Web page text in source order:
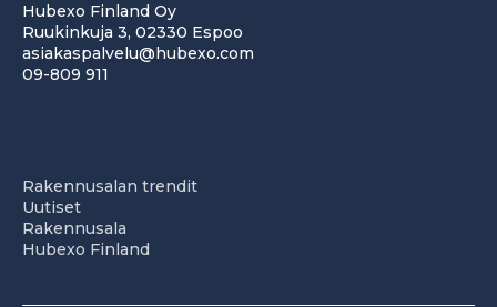
Hubexo Finland Oy
Ruukinkuja 3, 02330 Espoo
asiakaspalvelu@hubexo.com
09-809 911
Rakennusalan trendit
Uutiset
Rakennusala
Hubexo Finland